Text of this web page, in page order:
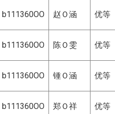
b111360OO 赵Ｏ涵 优等
b111360OO 陈Ｏ雯 优等
b111360OO 锺Ｏ涵 优等
b111360OO 郑Ｏ祥 优等